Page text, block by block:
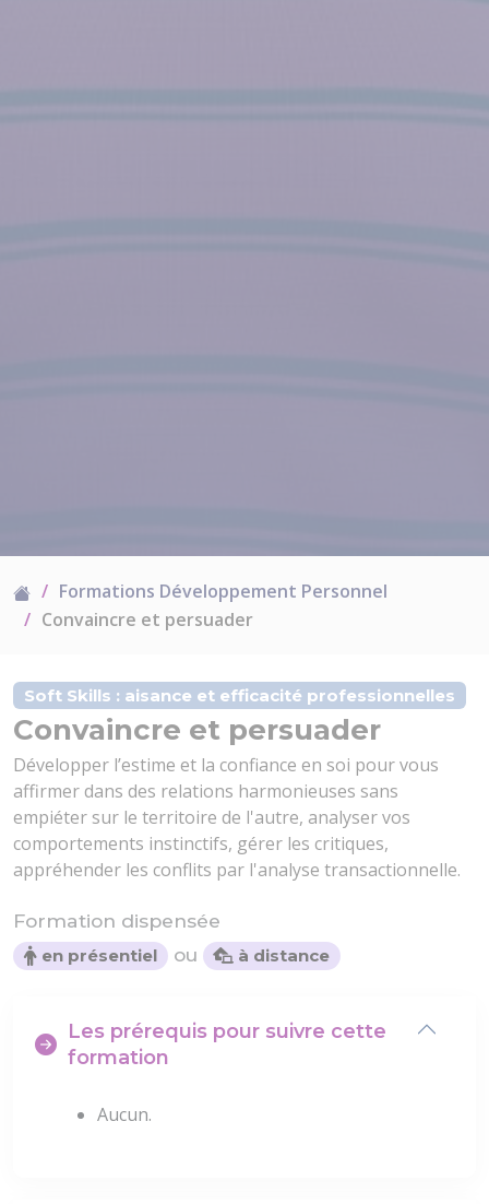
Formations Développement Personnel
Convaincre et persuader
Soft Skills : aisance et efficacité professionnelles
Convaincre et persuader
Développer l’estime et la confiance en soi pour vous
affirmer dans des relations harmonieuses sans
empiéter sur le territoire de l'autre, analyser vos
comportements instinctifs, gérer les critiques,
appréhender les conflits par l'analyse transactionnelle.
Formation dispensée
en présentiel ou à distance
Les prérequis pour suivre cette
formation
Aucun.